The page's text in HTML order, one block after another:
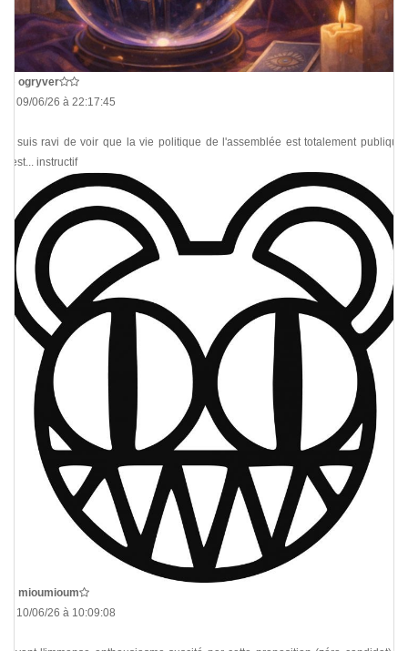
ogryver
Le 09/06/26 à 22:17:45
Je suis ravi de voir que la vie politique de l'assemblée est totalement publique.
C'est... instructif
mioumioum
Le 10/06/26 à 10:09:08